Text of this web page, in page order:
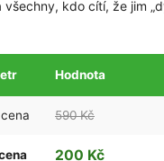
všechny, kdo cítí, že jim
Hodnota
590 Kč
200 Kč